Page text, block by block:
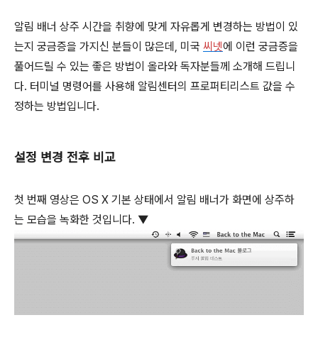
알림 배너 상주 시간을 취향에 맞게 자유롭게 변경하는 방법이 있
는지 궁금증을 가지신 분들이 많은데, 미국 씨넷에 이런 궁금증을
풀어드릴 수 있는 좋은 방법이 올라와 독자분들께 소개해 드립니
다. 터미널 명령어를 사용해 알림센터의 프로퍼티리스트 값을 수
정하는 방법입니다.
설정 변경 전후 비교
첫 번째 영상은 OS X 기본 상태에서 알림 배너가 화면에 상주하
는 모습을 녹화한 것입니다. ▼